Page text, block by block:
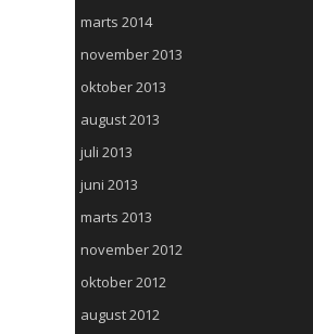
marts 2014
november 2013
oktober 2013
august 2013
juli 2013
juni 2013
marts 2013
november 2012
oktober 2012
august 2012